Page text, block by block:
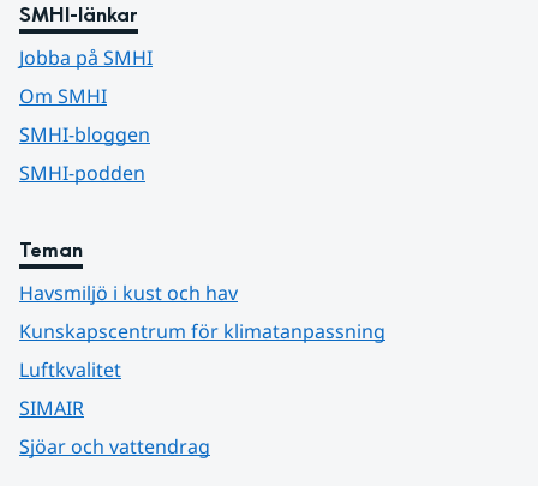
SMHI-länkar
Jobba på SMHI
Om SMHI
SMHI-bloggen
SMHI-podden
Teman
Havsmiljö i kust och hav
Kunskapscentrum för klimatanpassning
Luftkvalitet
SIMAIR
Sjöar och vattendrag